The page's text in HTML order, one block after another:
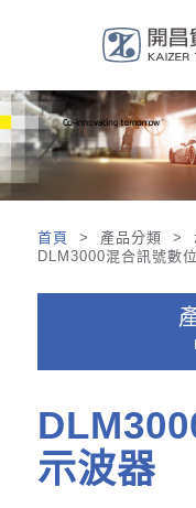
首頁
> 產品分類 >
DLM3000混合訊號數
示波器